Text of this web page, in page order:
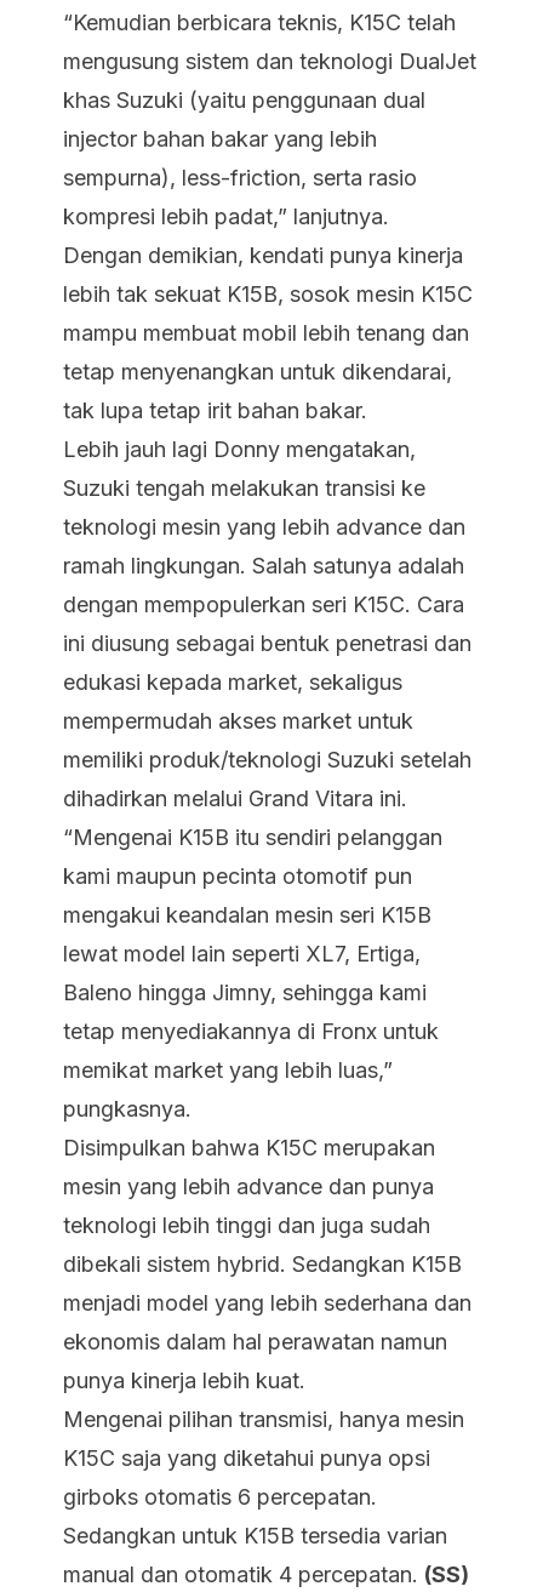
“Kemudian berbicara teknis, K15C telah
mengusung sistem dan teknologi DualJet
khas Suzuki (yaitu penggunaan dual
injector bahan bakar yang lebih
sempurna), less-friction, serta rasio
kompresi lebih padat,” lanjutnya.
Dengan demikian, kendati punya kinerja
lebih tak sekuat K15B, sosok mesin K15C
mampu membuat mobil lebih tenang dan
tetap menyenangkan untuk dikendarai,
tak lupa tetap irit bahan bakar.
Lebih jauh lagi Donny mengatakan,
Suzuki tengah melakukan transisi ke
teknologi mesin yang lebih advance dan
ramah lingkungan. Salah satunya adalah
dengan mempopulerkan seri K15C. Cara
ini diusung sebagai bentuk penetrasi dan
edukasi kepada market, sekaligus
mempermudah akses market untuk
memiliki produk/teknologi Suzuki setelah
dihadirkan melalui Grand Vitara ini.
“Mengenai K15B itu sendiri pelanggan
kami maupun pecinta otomotif pun
mengakui keandalan mesin seri K15B
lewat model lain seperti XL7, Ertiga,
Baleno hingga Jimny, sehingga kami
tetap menyediakannya di Fronx untuk
memikat market yang lebih luas,”
pungkasnya.
Disimpulkan bahwa K15C merupakan
mesin yang lebih advance dan punya
teknologi lebih tinggi dan juga sudah
dibekali sistem hybrid. Sedangkan K15B
menjadi model yang lebih sederhana dan
ekonomis dalam hal perawatan namun
punya kinerja lebih kuat.
Mengenai pilihan transmisi, hanya mesin
K15C saja yang diketahui punya opsi
girboks otomatis 6 percepatan.
Sedangkan untuk K15B tersedia varian
manual dan otomatik 4 percepatan. (SS)